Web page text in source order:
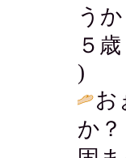
う
５
)
お
か